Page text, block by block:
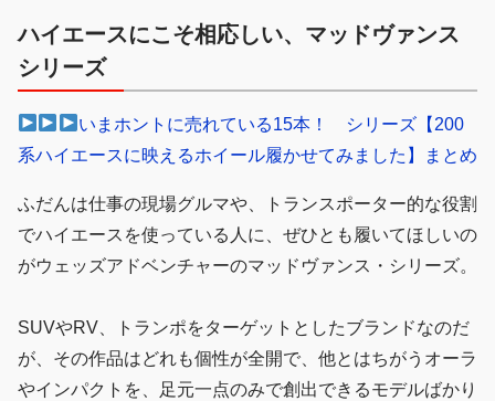
ハイエースにこそ相応しい、マッドヴァンス
シリーズ
いまホントに売れている15本！ シリーズ【200
系ハイエースに映えるホイール履かせてみました】まとめ
ふだんは仕事の現場グルマや、トランスポーター的な役割
でハイエースを使っている人に、ぜひとも履いてほしいの
がウェッズアドベンチャーのマッドヴァンス・シリーズ。
SUVやRV、トランポをターゲットとしたブランドなのだ
が、その作品はどれも個性が全開で、他とはちがうオーラ
やインパクトを、足元一点のみで創出できるモデルばかり